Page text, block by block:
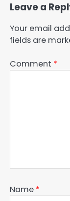
Leave a
Your email
fields are
Comment *
Name *